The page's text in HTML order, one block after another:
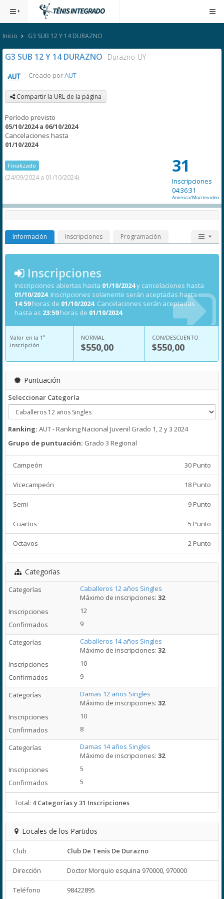
Inicio G3 SUB 12 Y 14 DURAZNO
G3 SUB 12 Y 14 DURAZNO Durazno-UY
Creado porAUT
Compartir la URL de la página
Período previsto
05/10/2024 a 06/10/2024
Cancelaciones hasta
01/10/2024
Finalizado
(24/09/2024 a 01/10/2024)
31
Inscripciones
04:36:31
America/Montevideo
Información Inscripciones Programación
Inscripciones
Inscripciones abiertas hasta 01/10/2024y cancelaciones hasta
01/10/2024. Inscripciones solamente serán aceptadas hasta
14:59horas de 01/10/2024. Cancelaciones serán aceptadas
hasta as 23:59horas de 01/10/2024.
Valor en la 1º
inscripción
NORMAL
$550,00
CON/DESCUENTO
$550,00
Puntuación
Seleccionar Categoría
Ranking: AUT - Ranking Nacional Juvenil Grado 1, 2 y 3 2024
Grupo de puntuación: Grado 3 Regional
Campeón 30 Punto
Vicecampeón 18 Punto
Semi 9 Punto
Cuartos 5 Punto
Octavos 2 Punto
Categorías
Caballeros 12 años Singles
Máximo de inscripciones:32
12
9
Caballeros 14 años Singles
Máximo de inscripciones:32
10
9
Damas 12 años Singles
Máximo de inscripciones:32
10
8
Damas 14 años Singles
Máximo de inscripciones:32
5
5
Total: 4 Categorías y 31 Inscripciones
Locales de los Partidos
Club Club De Tenis De Durazno
Dirección Doctor Morquio esquina 970000, 970000
Teléfono 98422895